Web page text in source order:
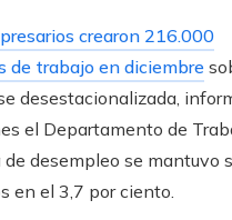
crearon 216.000
de trabajo en diciembre
desestacionalizada,
el Departamento de
de desempleo se mantuvo
en el 3,7 por ciento.